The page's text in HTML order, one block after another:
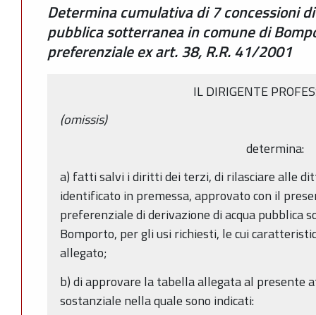
Determina cumulativa di 7 concessioni
pubblica sotterranea in comune di
preferenziale ex art. 38, R.R. 41/2001
IL DIRIGENTE
(omissis)
determina:
a) fatti salvi i diritti dei terzi, di rilasciare alle
identificato in premessa, approvato con il
preferenziale di derivazione di acqua pubblica
Bomporto, per gli usi richiesti, le cui
allegato;
b) di approvare la tabella allegata al presente
sostanziale nella quale sono indicati: